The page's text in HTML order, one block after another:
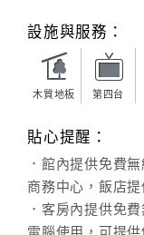
Line
客
紅
設施與服務：
木質地板 第四台
貼心提醒：
．館內提供免費
商務中心，飯店提
．客房內提供免